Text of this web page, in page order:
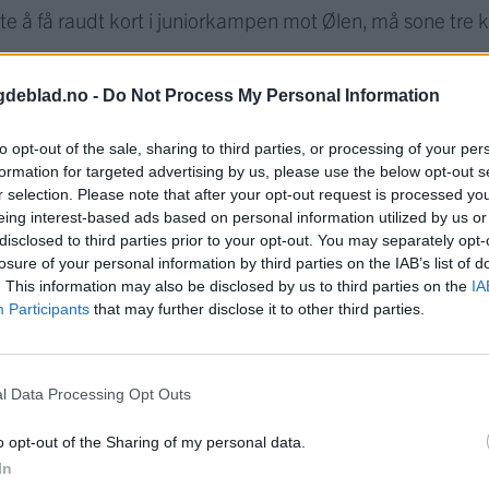
- Do Not Process My Personal Information
opt-out of the sale, sharing to third parties, or processing of your
for targeted advertising by us, please use the below opt-out
selection. Please note that after your opt-out request is processed
interest-based ads based on personal information utilized by us
to third parties prior to your opt-out. You may separately
of your personal information by third parties on the IAB’s list of
This information may also be disclosed by us to third parties on the
Participants that may further disclose it to other third parties.
Data Processing Opt Outs
opt-out of the Sharing of my personal data.
å få raudt kort i juniorkampen mot Ølen, må sone tre
15. aug 19 kl. 17:11
at det var ein episode han kunne klart seg utan.
litt mot slutten. Nå får me ta straffa vår, seier
veker.
i kveld 18.30.